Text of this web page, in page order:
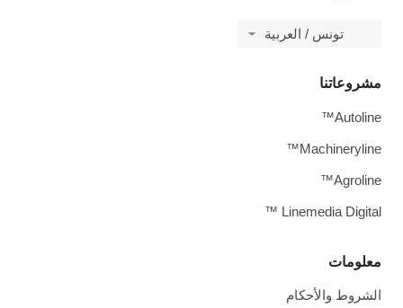
تونس / العربية
معلومات
الشروط والأحكام
مشروعاتنا
Autoline™
Machineryline™
Agroline™
Linemedia Digital ™